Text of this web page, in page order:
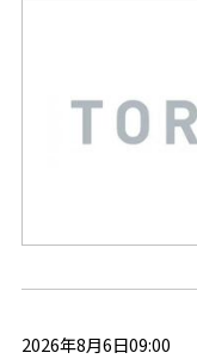
2026年8月6日09:00